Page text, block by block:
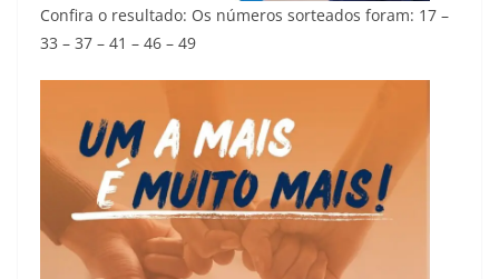
Confira o resultado: Os números sorteados foram: 17 –
33 – 37 – 41 – 46 – 49